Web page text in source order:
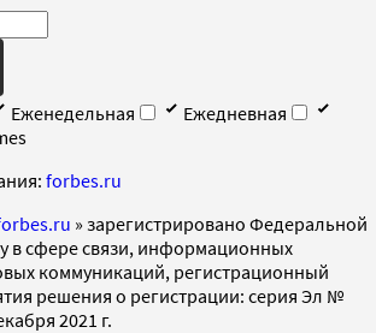
Еженедельная
Ежедневная
forbes.ru
» зарегистрировано Федеральной
в сфере связи, информационных
коммуникаций, регистрационный
решения о регистрации: серия Эл №
2021 г.